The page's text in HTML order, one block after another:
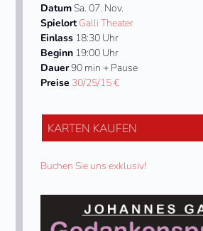
DatumSa. 07. Nov.
SpielortGalli Theater
Einlass 18:30 Uhr
Beginn 19:00 Uhr
Dauer90 min + Pause
Preise 30/25/15 €
KARTEN KAUFEN
Buchen Sie uns exklusiv!